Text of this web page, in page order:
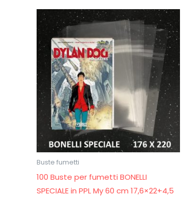
Buste fumetti
100 Buste per fumetti BONELLI
SPECIALE in PPL My 60 cm 17,6×22+4,5